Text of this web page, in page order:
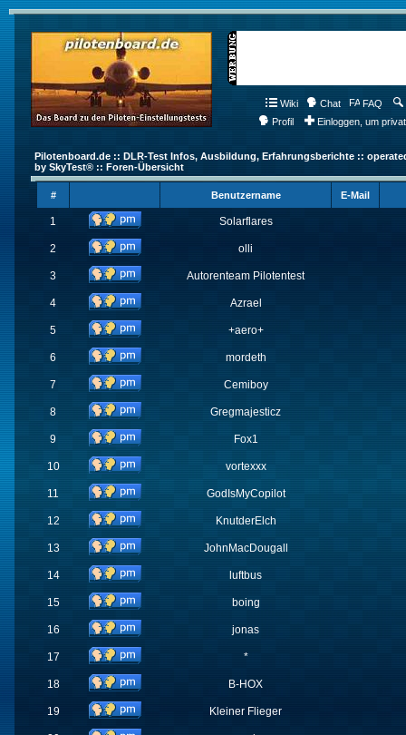
Wiki Chat FAQ
Profil
Einloggen, um
Pilotenboard.de :: DLR-Test Infos, Ausbildung, Erfahrungsberichte ::
by SkyTest® :: Foren-Übersicht
# Benutzername E-Mail
1 Solarflares
2 olli
3 Autorenteam Pilotentest
4 Azrael
5 +aero+
6 mordeth
7 Cemiboy
8 Gregmajesticz
9 Fox1
10 vortexxx
11 GodIsMyCopilot
12 KnutderElch
13 JohnMacDougall
14 luftbus
15 boing
16 jonas
17 *
18 B-HOX
19 Kleiner Flieger